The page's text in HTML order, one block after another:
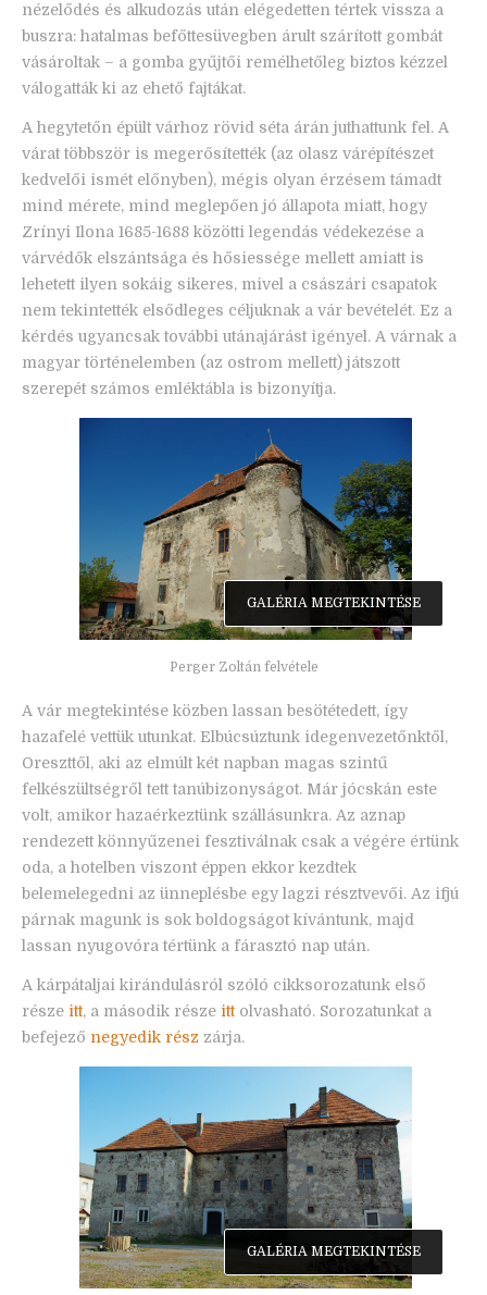
nézelődés és alkudozás után elégedetten tértek vissza a
buszra: hatalmas befőttesüvegben árult szárított gombát
vásároltak – a gomba gyűjtői remélhetőleg biztos kézzel
válogatták ki az ehető fajtákat.
A hegytetőn épült várhoz rövid séta árán juthattunk fel. A
várat többször is megerősítették (az olasz várépítészet
kedvelői ismét előnyben), mégis olyan érzésem támadt
mind mérete, mind meglepően jó állapota miatt, hogy
Zrínyi Ilona 1685-1688 közötti legendás védekezése a
várvédők elszántsága és hősiessége mellett amiatt is
lehetett ilyen sokáig sikeres, mivel a császári csapatok
nem tekintették elsődleges céljuknak a vár bevételét. Ez a
kérdés ugyancsak további utánajárást igényel. A várnak a
magyar történelemben (az ostrom mellett) játszott
szerepét számos emléktábla is bizonyítja.
Perger Zoltán felvétele
GALÉRIA MEGTEKINTÉSE
A vár megtekintése közben lassan besötétedett, így
hazafelé vettük utunkat. Elbúcsúztunk idegenvezetőnktől,
Oreszttől, aki az elmúlt két napban magas szintű
felkészültségről tett tanúbizonyságot. Már jócskán este
volt, amikor hazaérkeztünk szállásunkra. Az aznap
rendezett könnyűzenei fesztiválnak csak a végére értünk
oda, a hotelben viszont éppen ekkor kezdtek
belemelegedni az ünneplésbe egy lagzi résztvevői. Az ifjú
párnak magunk is sok boldogságot kívántunk, majd
lassan nyugovóra tértünk a fárasztó nap után.
A kárpátaljai kirándulásról szóló cikksorozatunk első
része itt, a második része ittolvasható. Sorozatunkat a
befejező negyedik rész zárja.
GALÉRIA MEGTEKINTÉSE